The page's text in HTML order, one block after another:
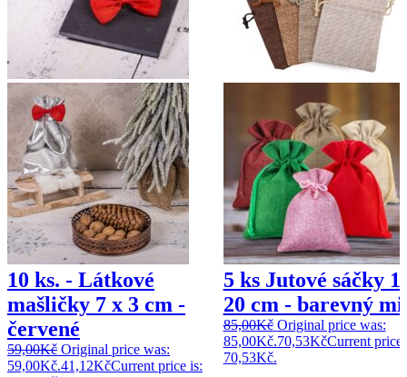
10 ks. - Látkové
mašličky 7 x 3 cm -
červené
59,00Kč Original price was:
59,00Kč.41,12KčCurrent price is:
5 ks Jutové sáčky
20 cm - barevný
85,00Kč Original price was:
85,00Kč.70,53KčCurrent price
70,53Kč.